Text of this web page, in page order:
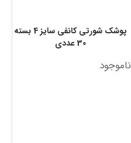
پوشک شورتی کانفی سایز 4 بسته
30 عددی
ناموجود